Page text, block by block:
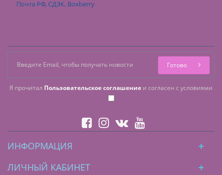
Почта РФ, СДЭК, Boxberry
Я прочитал Пользовательское соглашение и согласен с условиями
Готово
ИНФОРМАЦИЯ
ЛИЧНЫЙ КАБИНЕТ